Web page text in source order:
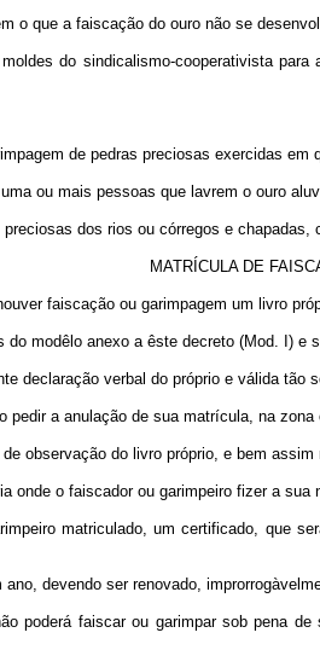
o que a faiscação do ouro não se
do sindicalismo-cooperativista
de pedras preciosas exercidas
ou mais pessoas que lavrem o ouro
dos rios ou córregos e
MATRÍCULA DE
faiscação ou garimpagem um livro
modêlo anexo a êste decreto (Mod. I) e
declaração verbal do próprio e válida
pedir a anulação de sua matrícula, na
observação do livro próprio, e bem
onde o faiscador ou garimpeiro fizer a sua
matriculado, um certificado, que
devendo ser renovado,
poderá faiscar ou garimpar sob pena